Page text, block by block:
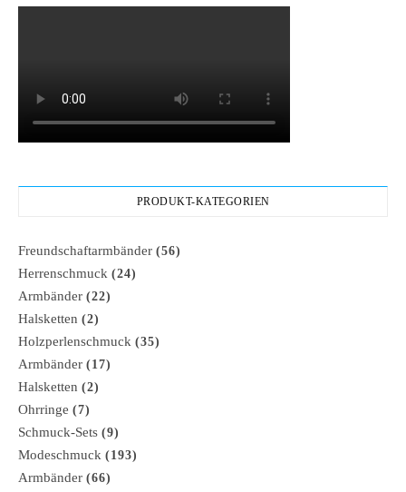
PRODUKT-KATEGORIEN
Freundschaftarmbänder (56)
Herrenschmuck (24)
Armbänder (22)
Halsketten (2)
Holzperlenschmuck (35)
Armbänder (17)
Halsketten (2)
Ohrringe (7)
Schmuck-Sets (9)
Modeschmuck (193)
Armbänder (66)